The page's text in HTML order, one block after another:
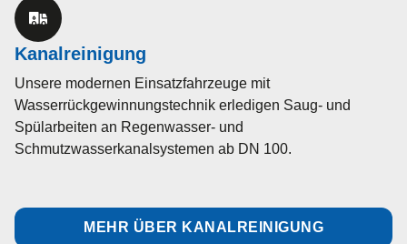
Kanalreinigung
Unsere modernen Einsatzfahrzeuge mit
Wasserrückgewinnungstechnik erledigen Saug- und
Spülarbeiten an Regenwasser- und
Schmutzwasserkanalsystemen ab DN 100.
MEHR ÜBER KANALREINIGUNG